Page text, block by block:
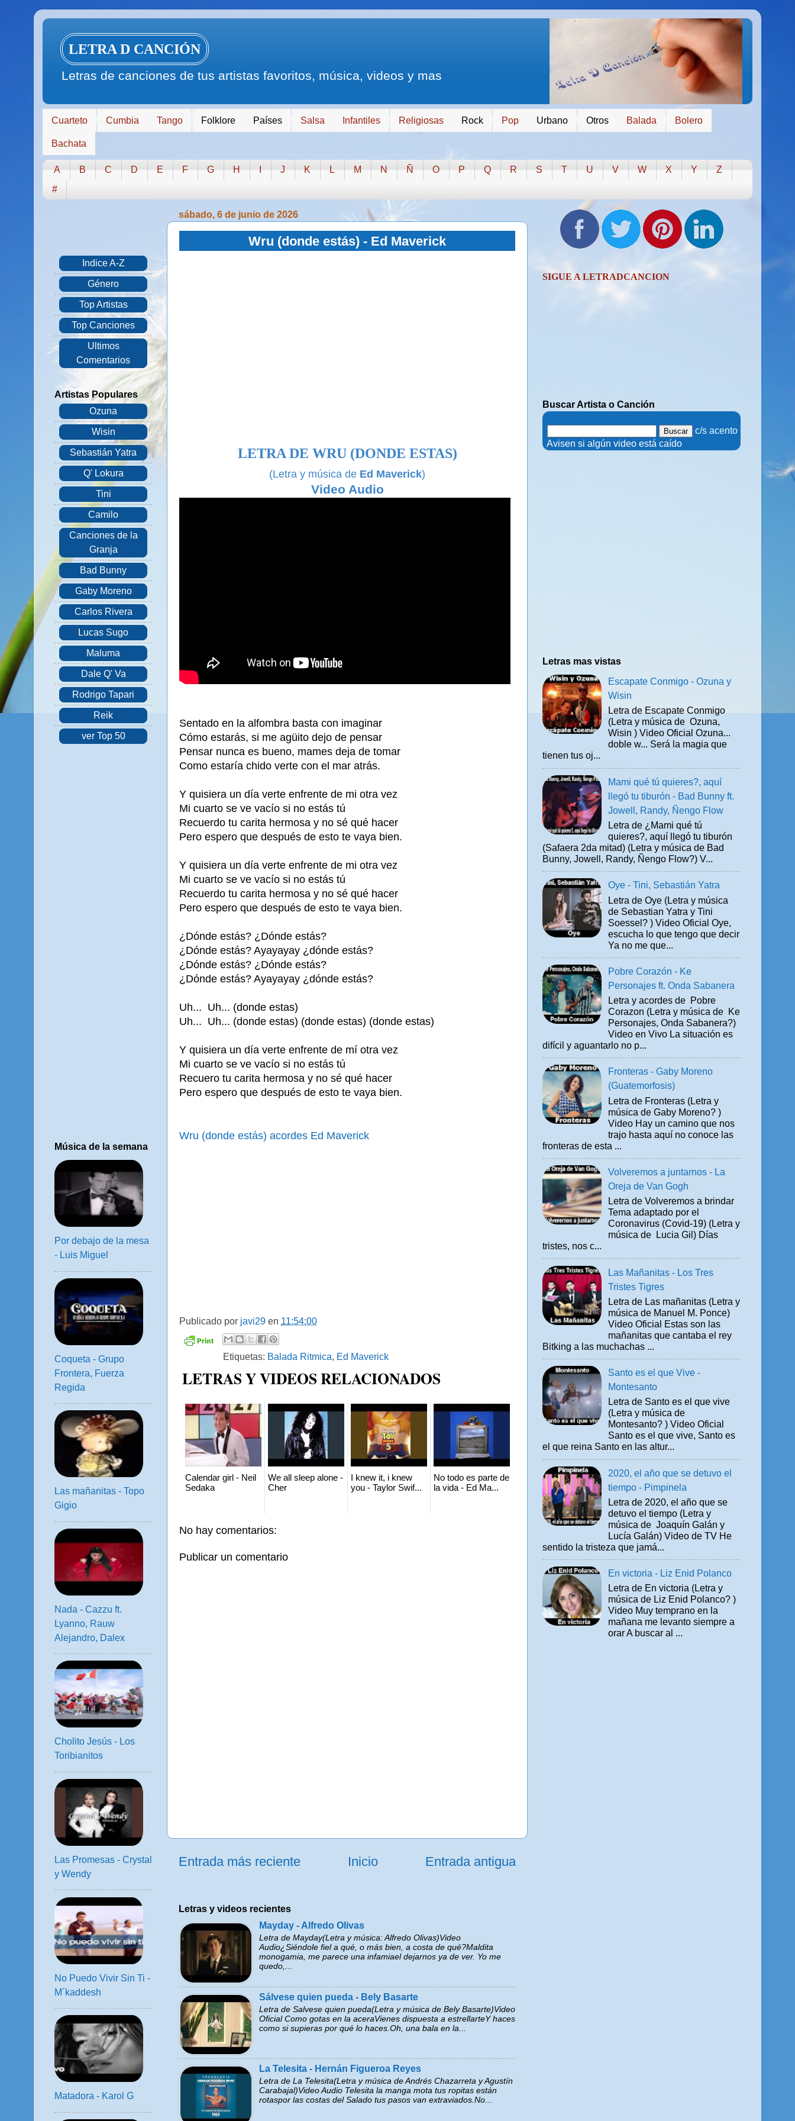
LETRA D CANCIÓN
Letras de canciones de tus artistas favoritos, música, videos y mas
Cuarteto Cumbia Tango Folklore Países Salsa Infantiles Religiosas Rock Pop Urbano Otros Balada Bolero
Bachata
A B C D E F G H J K L M N Ñ O P Q R S T U V W X Y
Z
#
sábado, 6 de junio de 2026
Wru (donde estás) - Ed Maverick
LETRA DE WRU (DONDE ESTAS)
(Letra y música de Ed Maverick)
Video Audio
Sentado en la alfombra basta con imaginar
Cómo estarás, si me agüito dejo de pensar
Pensar nunca es bueno, mames deja de tomar
Como estaría chido verte con el mar atrás.
Y quisiera un día verte enfrente de mi otra vez
Mi cuarto se ve vacío si no estás tú
Recuerdo tu carita hermosa y no sé qué hacer
Pero espero que después de esto te vaya bien.
Y quisiera un día verte enfrente de mi otra vez
Mi cuarto se ve vacío si no estás tú
Recuerdo tu carita hermosa y no sé qué hacer
Pero espero que después de esto te vaya bien.
¿Dónde estás? ¿Dónde estás?
¿Dónde estás? Ayayayay ¿dónde estás?
¿Dónde estás? ¿Dónde estás?
¿Dónde estás? Ayayayay ¿dónde estás?
Uh... Uh... (donde estas)
Uh... Uh... (donde estas) (donde estas) (donde estas)
Y quisiera un día verte enfrente de mí otra vez
Mi cuarto se ve vacío si no estás tú
Recuero tu carita hermosa y no sé qué hacer
Pero espero que después de esto te vaya bien.
Wru (donde estás) acordes Ed Maverick
Publicado por javi29 en 11:54:00
Etiquetas: Balada Ritmica, Ed Maverick
LETRAS Y VIDEOS RELACIONADOS
Calendar girl - Neil
Sedaka
We all sleep alone -
Cher
I knew it, i knew
you - Taylor Swif...
No todo es parte de
la vida - Ed Ma...
No hay comentarios:
Publicar un comentario
Entrada más reciente Entrada antigua
Inicio
Letras y videos recientes
Mayday - Alfredo Olivas
Letra de Mayday(Letra y música: Alfredo Olivas)Video
Audio¿Siéndole fiel a qué, o más bien, a costa de qué?Maldita
monogamia, me parece una infamiael dejarnos ya de ver. Yo me
quedo,...
Sálvese quien pueda - Bely Basarte
Letra de Salvese quien pueda(Letra y música de Bely Basarte)Video
Oficial Como gotas en la aceraVienes dispuesta a estrellarteY haces
como si supieras por qué lo haces.Oh, una bala en la...
La Telesita - Hernán Figueroa Reyes
Letra de La Telesita(Letra y música de Andrés Chazarreta y Agustín
Carabajal)Video Audio Telesita la manga mota tus ropitas están
rotaspor las costas del Salado tus pasos van extraviados.No...
Indice A-Z
Género
Top Artistas
Top Canciones
Ultimos
Comentarios
Artistas Populares
Ozuna
Wisin
Sebastián Yatra
Q' Lokura
Tini
Camilo
Canciones de la
Granja
Bad Bunny
Gaby Moreno
Carlos Rivera
Lucas Sugo
Maluma
Dale Q' Va
Rodrigo Tapari
Reik
ver Top 50
Música de la semana
Por debajo de la mesa
- Luis Miguel
Coqueta - Grupo
Frontera, Fuerza
Regida
Las mañanitas - Topo
Gigio
Nada - Cazzu ft.
Lyanno, Rauw
Alejandro, Dalex
Cholito Jesús - Los
Toribianitos
Las Promesas - Crystal
y Wendy
No Puedo Vivir Sin Ti -
M´kaddesh
Matadora - Karol G
SIGUE A LETRADCANCION
Buscar Artista o Canción
c/s acento
. Avisen si algún video está caído
Letras mas vistas
Escapate Conmigo - Ozuna y
Wisin
Letra de Escapate Conmigo
(Letra y música de Ozuna,
Wisin ) Video Oficial Ozuna...
doble w... Será la magia que
tienen tus oj...
Mami qué tú quieres?, aquí
llegó tu tiburón - Bad Bunny ft.
Jowell, Randy, Ñengo Flow
Letra de ¿Mami qué tú
quieres?, aquí llegó tu tiburón
(Safaera 2da mitad) (Letra y música de Bad
Bunny, Jowell, Randy, Ñengo Flow?) V...
Oye - Tini, Sebastián Yatra
Letra de Oye (Letra y música
de Sebastian Yatra y Tini
Soessel? ) Video Oficial Oye,
escucha lo que tengo que decir
Ya no me que...
Pobre Corazón - Ke
Personajes ft. Onda Sabanera
Letra y acordes de Pobre
Corazon (Letra y música de Ke
Personajes, Onda Sabanera?)
Video en Vivo La situación es
difícil y aguantarlo no p...
Fronteras - Gaby Moreno
(Guatemorfosis)
Letra de Fronteras (Letra y
música de Gaby Moreno? )
Video Hay un camino que nos
trajo hasta aquí no conoce las
fronteras de esta ...
Volveremos a juntarnos - La
Oreja de Van Gogh
Letra de Volveremos a brindar
Tema adaptado por el
Coronavirus (Covid-19) (Letra y
música de Lucia Gil) Días
tristes, nos c...
Las Mañanitas - Los Tres
Tristes Tigres
Letra de Las mañanitas (Letra y
música de Manuel M. Ponce)
Video Oficial Estas son las
mañanitas que cantaba el rey
Bitking a las muchachas ...
Santo es el que Vive -
Montesanto
Letra de Santo es el que vive
(Letra y música de
Montesanto? ) Video Oficial
Santo es el que vive, Santo es
el que reina Santo en las altur...
2020, el año que se detuvo el
tiempo - Pimpinela
Letra de 2020, el año que se
detuvo el tiempo (Letra y
música de Joaquín Galán y
Lucía Galán) Video de TV He
sentido la tristeza que jamá...
En victoria - Liz Enid Polanco
Letra de En victoria (Letra y
música de Liz Enid Polanco? )
Video Muy temprano en la
mañana me levanto siempre a
orar A buscar al ...